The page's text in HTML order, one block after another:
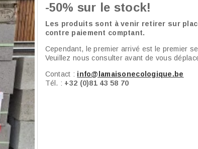
-50% sur le stock!
Les produits sont à venir retirer sur
contre paiement comptant.
Cependant, le premier arrivé est le premier
Veuillez nous consulter avant de vous
Contact : info@lamaisonecologique.be
Tél. : +32 (0)81 43 58 70